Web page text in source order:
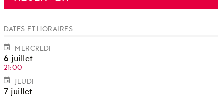
DATES ET HORAIRES
MERCREDI
6 juillet
21:00
JEUDI
7 juillet